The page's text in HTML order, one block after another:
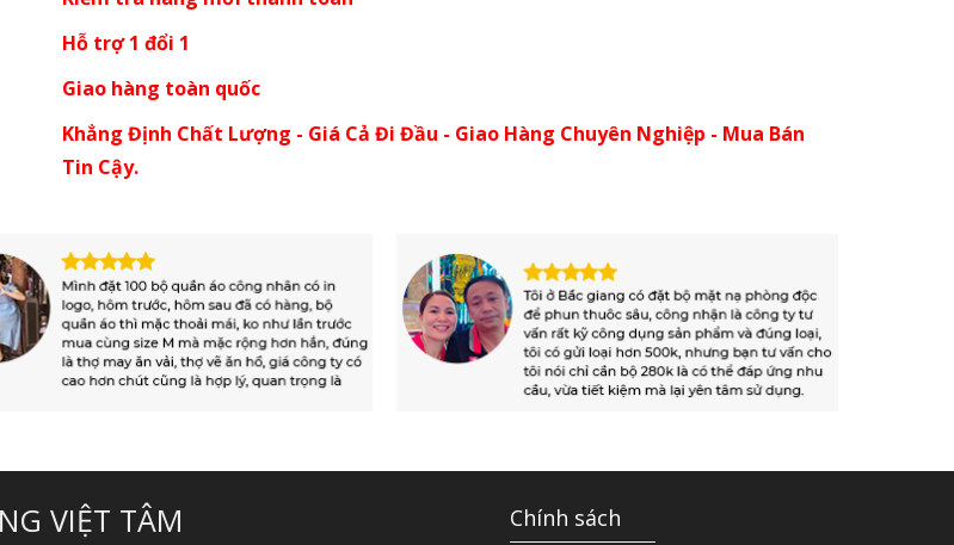
Hỗ trợ 1 đổi 1
Giao hàng toàn quốc
Khẳng Định Chất Lượng - Giá Cả Đi Đầu - Giao Hàng Chuyên Nghiệp - Mua Bán
Tin Cậy.
VIỆT TÂM Chính sách